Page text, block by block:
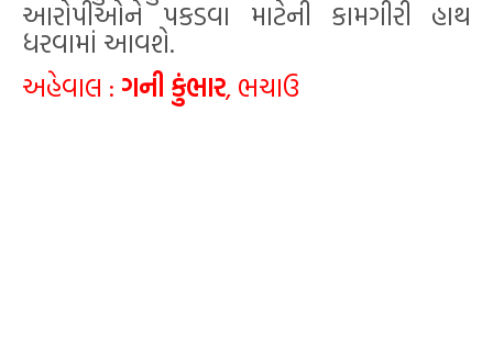
આરોપીઓને પકડવા માટેની કામગીરી હાથ
ધરવામાં આવશે.
અહેવાલ : ગની કુંભાર, ભચાઉ